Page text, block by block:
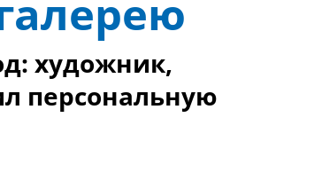
художник,
персональную